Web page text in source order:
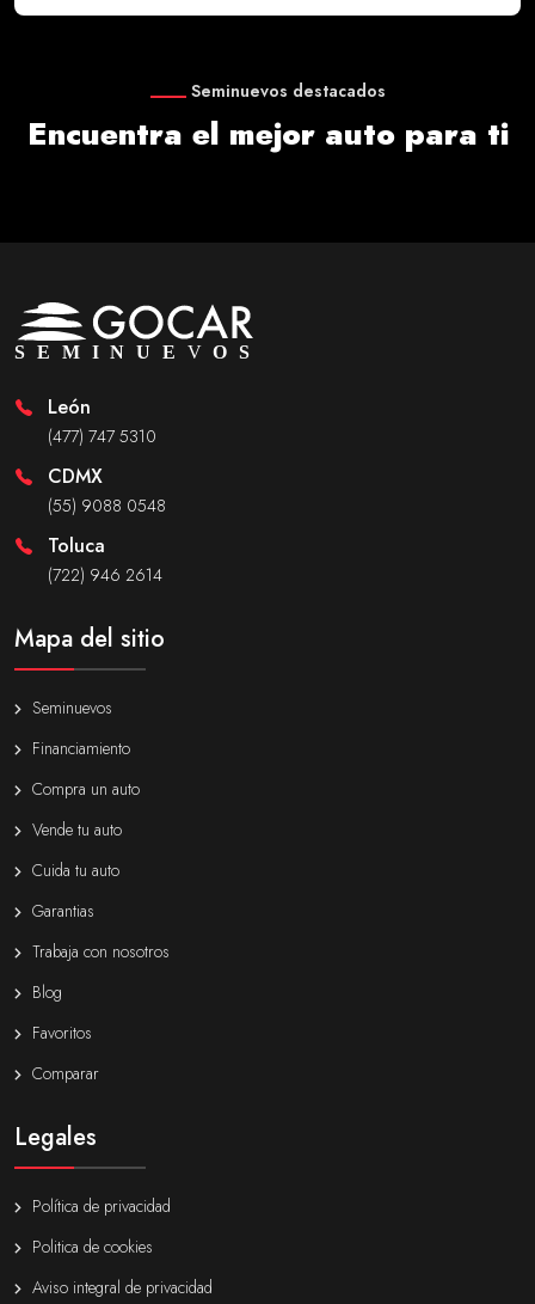
Seminuevos destacados
Encuentra el mejor auto para ti
León
(477) 747 5310
CDMX
(55) 9088 0548
Toluca
(722) 946 2614
Mapa del sitio
Seminuevos
Financiamiento
Compra un auto
Vende tu auto
Cuida tu auto
Garantias
Trabaja con nosotros
Blog
Favoritos
Comparar
Legales
Política de privacidad
Politica de cookies
Aviso integral de privacidad